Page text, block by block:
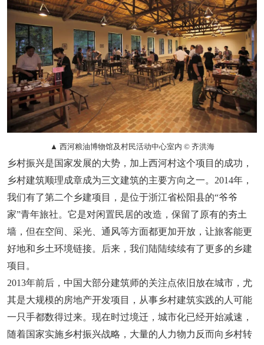
▲ 西河粮油博物馆及村民活动中心室内 © 齐洪海
乡村振兴是国家发展的大势，加上西河村这个项目的成功，
乡村建筑顺理成章成为三文建筑的主要方向之一。2014年，
我们有了第二个乡建项目，是位于浙江省松阳县的“爷爷
家”青年旅社。它是对闲置民居的改造，保留了原有的夯土
墙，但在空间、采光、通风等方面都更加开放，让旅客能更
好地和乡土环境链接。后来，我们陆陆续续有了更多的乡建
项目。
2013年前后，中国大部分建筑师的关注点依旧放在城市，尤
其是大规模的房地产开发项目，从事乡村建筑实践的人可能
一只手都数得过来。现在时过境迁， 城市化已经开始减速，
随着国家实施乡村振兴战略，大量的人力物力反而向乡村转